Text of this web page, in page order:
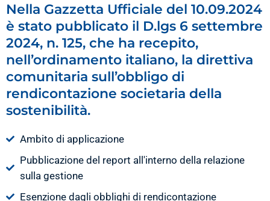
Nella Gazzetta Ufficiale del 10.09.2024
è stato pubblicato il D.lgs 6 settembre
2024, n. 125, che ha recepito,
nell’ordinamento italiano, la direttiva
comunitaria sull’obbligo di
rendicontazione societaria della
sostenibilità.
Ambito di applicazione
Pubblicazione del report all'interno della relazione
sulla gestione
Esenzione dagli obblighi di rendicontazione